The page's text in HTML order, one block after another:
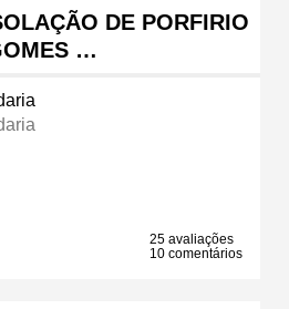
DE PORFIRIO
…
25 avaliações
10 comentários